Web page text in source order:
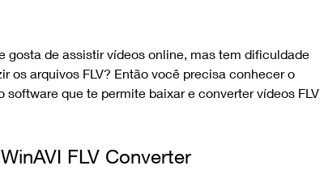
gosta de assistir vídeos online, mas tem dificuldade
os arquivos FLV? Então você precisa conhecer o
software que te permite baixar e converter vídeos FLV
WinAVI FLV Converter